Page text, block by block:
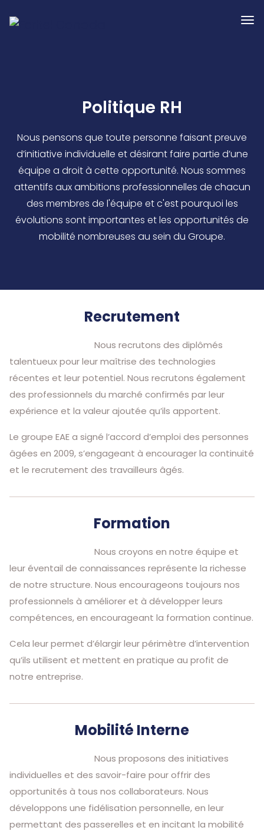
Politique RH
Nous pensons que toute personne faisant preuve
d’initiative individuelle et désirant faire partie d’une
équipe a droit à cette opportunité. Nous sommes
attentifs aux ambitions professionnelles de chacun
des membres de l'équipe et c'est pourquoi les
évolutions sont importantes et les opportunités de
mobilité nombreuses au sein du Groupe.
Recrutement
Nous recrutons des diplômés
talentueux pour leur maîtrise des technologies
récentes et leur potentiel. Nous recrutons également
des professionnels du marché confirmés par leur
expérience et la valeur ajoutée qu’ils apportent.
Le groupe EAE a signé l’accord d’emploi des personnes
âgées en 2009, s’engageant à encourager la continuité
et le recrutement des travailleurs âgés.
Formation
Nous croyons en notre équipe et
leur éventail de connaissances représente la richesse
de notre structure. Nous encourageons toujours nos
professionnels à améliorer et à développer leurs
compétences, en encourageant la formation continue.
Cela leur permet d’élargir leur périmètre d’intervention
qu’ils utilisent et mettent en pratique au profit de
notre entreprise.
Mobilité Interne
Nous proposons des initiatives
individuelles et des savoir-faire pour offrir des
opportunités à tous nos collaborateurs. Nous
développons une fidélisation personnelle, en leur
permettant des passerelles et en incitant la mobilité